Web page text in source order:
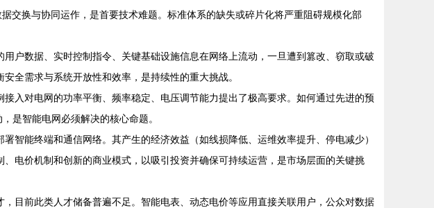
交换与协同运作，是首要技术难题。标准体系的缺失或碎片化将严重阻碍规模化部
户数据、实时控制指令、关键基础设施信息在网络上流动，一旦遭到篡改、窃取或破
全需求与系统开放性和效率，是持续性的重大挑战。
入对电网的功率平衡、频率稳定、电压调节能力提出了极高要求。如何通过先进的预
是智能电网必须解决的核心命题。
智能终端和通信网络。其产生的经济效益（如线损降低、运维效率提升、停电减少）
电价机制和创新的商业模式，以吸引投资并确保可持续运营，是市场层面的关键挑
目前此类人才储备普遍不足。智能电表、动态电价等应用直接关联用户，公众对数据